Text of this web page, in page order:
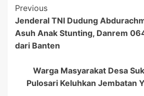
Post
Navigation
Previous
Jenderal TNI Dudung
Asuh Anak Stunting, Danrem
dari Banten
Warga Masyarakat Desa
Pulosari Keluhkan Jembatan